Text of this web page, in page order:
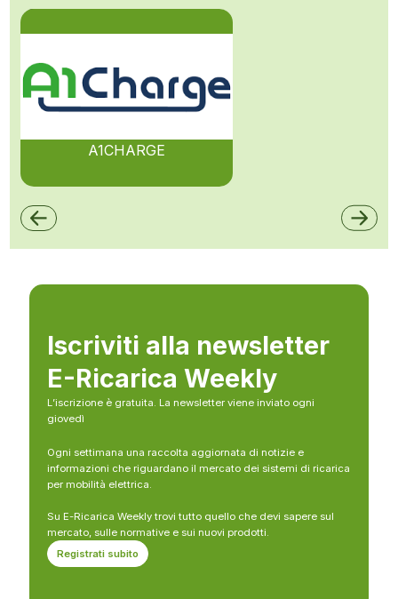
A1CHARGE
Iscriviti alla newsletter
E-Ricarica Weekly
L’iscrizione è gratuita. La newsletter viene inviato ogni
giovedì
Ogni settimana una raccolta aggiornata di notizie e
informazioni che riguardano il mercato dei sistemi di ricarica
per mobilità elettrica.
Su E-Ricarica Weekly trovi tutto quello che devi sapere sul
mercato, sulle normative e sui nuovi prodotti.
Registrati subito